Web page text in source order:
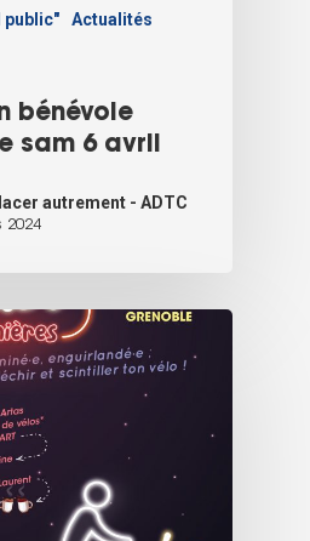
public" Actualités
bénévole
sam 6 avril
autrement - ADTC
2024